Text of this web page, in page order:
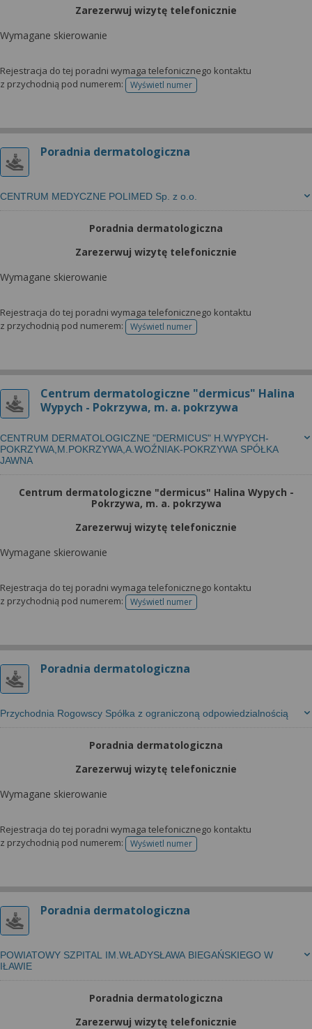
Zarezerwuj wizytę telefonicznie
Wymagane skierowanie
Rejestracja do tej poradni wymaga telefonicznego kontaktu
z przychodnią pod numerem:
Wyświetl numertelefonu do rejestracji
Poradnia dermatologiczna
CENTRUM MEDYCZNE POLIMED Sp. z o.o.
Poradnia dermatologiczna
Zarezerwuj wizytę telefonicznie
Wymagane skierowanie
Rejestracja do tej poradni wymaga telefonicznego kontaktu
z przychodnią pod numerem:
Wyświetl numertelefonu do rejestracji
Centrum dermatologiczne "dermicus" Halina
Wypych - Pokrzywa, m. a. pokrzywa
CENTRUM DERMATOLOGICZNE "DERMICUS" H.WYPYCH-
POKRZYWA,M.POKRZYWA,A.WOŹNIAK-POKRZYWA SPÓŁKA
JAWNA
Centrum dermatologiczne "dermicus" Halina Wypych -
Pokrzywa, m. a. pokrzywa
Zarezerwuj wizytę telefonicznie
Wymagane skierowanie
Rejestracja do tej poradni wymaga telefonicznego kontaktu
z przychodnią pod numerem:
Wyświetl numertelefonu do rejestracji
Poradnia dermatologiczna
Przychodnia Rogowscy Spółka z ograniczoną odpowiedzialnością
Poradnia dermatologiczna
Zarezerwuj wizytę telefonicznie
Wymagane skierowanie
Rejestracja do tej poradni wymaga telefonicznego kontaktu
z przychodnią pod numerem:
Wyświetl numertelefonu do rejestracji
Poradnia dermatologiczna
POWIATOWY SZPITAL IM.WŁADYSŁAWA BIEGAŃSKIEGO W
IŁAWIE
Poradnia dermatologiczna
Zarezerwuj wizytę telefonicznie